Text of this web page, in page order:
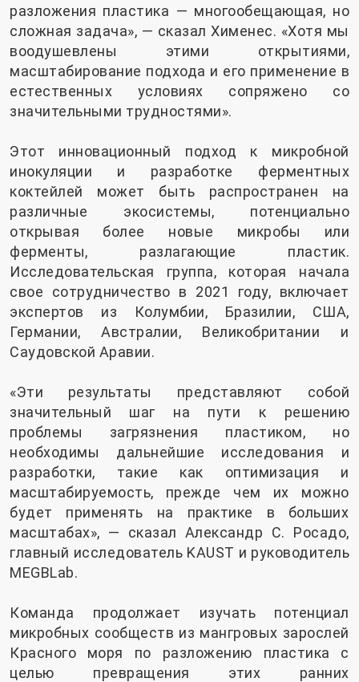
разложения пластика — многообещающая, но
сложная задача», — сказал Хименес. «Хотя мы
воодушевлены этими открытиями,
масштабирование подхода и его применение в
естественных условиях сопряжено со
значительными трудностями».
Этот инновационный подход к микробной
инокуляции и разработке ферментных
коктейлей может быть распространен на
различные экосистемы, потенциально
открывая более новые микробы или
ферменты, разлагающие пластик.
Исследовательская группа, которая начала
свое сотрудничество в 2021 году, включает
экспертов из Колумбии, Бразилии, США,
Германии, Австралии, Великобритании и
Саудовской Аравии.
«Эти результаты представляют собой
значительный шаг на пути к решению
проблемы загрязнения пластиком, но
необходимы дальнейшие исследования и
разработки, такие как оптимизация и
масштабируемость, прежде чем их можно
будет применять на практике в больших
масштабах», — сказал Александр С. Росадо,
главный исследователь KAUST и руководитель
MEGBLab.
Команда продолжает изучать потенциал
микробных сообществ из мангровых зарослей
Красного моря по разложению пластика с
целью превращения этих ранних